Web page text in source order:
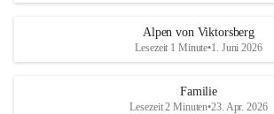
Alpen von Viktorsberg
Lesezeit 1 Minute•1. Juni 2026
Familie
Lesezeit 2 Minuten•23. Apr. 2026